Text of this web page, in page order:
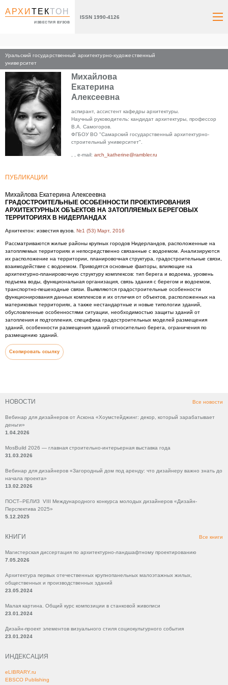
АРХИТЕКТОН
ИЗВЕСТИЯ ВУЗОВ
ISSN 1990-4126
Уральский государственный архитектурно-художественный
университет
НОВОСТИ Все новости
Вебинар для дизайнеров от Аскона «Хоумстейджинг: декор, который зарабатывает
деньги»
1.04.2026
MosBuild 2026 — главная строительно-интерьерная выставка года
31.03.2026
Вебинар для дизайнеров «Загородный дом под аренду: что дизайнеру важно знать до
начала проекта»
13.02.2026
ПОСТ–РЕЛИЗ VIII Международного конкурса молодых дизайнеров «Дизайн-
Перспектива 2025»
5.12.2025
КНИГИ Все книги
Магистерская диссертация по архитектурно-ландшафтному проектированию
7.05.2026
Архитектура первых отечественных крупнопанельных малоэтажных жилых,
общественных и производственных зданий
23.05.2024
Малая картина. Общий курс композиции в станковой живописи
23.01.2024
Дизайн-проект элементов визуального стиля социокультурного события
23.01.2024
ИНДЕКСАЦИЯ
eLIBRARY.ru
EBSCO Publishing
Главная
Михайлова
Екатерина
Алексеевна
аспирант, ассистент кафедры архитектуры.
Научный руководитель: кандидат архитектуры, профессор
В.А. Самогоров.
ФГБОУ ВО "Самарский государственный архитектурно-
строительный университет".
, , e-mail: arch_katherine@rambler.ru
ПУБЛИКАЦИИ
Михайлова Екатерина Алексеевна
ГРАДОСТРОИТЕЛЬНЫЕ ОСОБЕННОСТИ ПРОЕКТИРОВАНИЯ
АРХИТЕКТУРНЫХ ОБЪЕКТОВ НА ЗАТОПЛЯЕМЫХ БЕРЕГОВЫХ
ТЕРРИТОРИЯХ В НИДЕРЛАНДАХ
Архитектон: известия вузов. №1 (53) Март, 2016
Рассматриваются жилые районы крупных городов Нидерландов, расположенные на
затопляемых территориях и непосредственно связанные с водоемом. Анализируются
их расположение на территории, планировочная структура, градостроительные связи,
взаимодействие с водоемом. Приводятся основные факторы, влияющие на
архитектурно-планировочную структуру комплексов: тип берега и водоема, уровень
подъема воды, функциональная организация, связь здания с берегом и водоемом,
транспортно-пешеходные связи. Выявляются градостроительные особенности
функционирования данных комплексов и их отличия от объектов, расположенных на
материковых территориях, а также нестандартные и новые типологии зданий,
обусловленные особенностями ситуации, необходимостью защиты зданий от
затопления и подтопления, специфика градостроительных моделей размещения
зданий, особенности размещения зданий относительно берега, ограничения по
размещению зданий.
Скопировать ссылку